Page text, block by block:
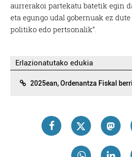
aurrerakoi partekatu batetik egin
eta egungo udal gobernuak ez
politiko edo pertsonalik”.
Erlazionatutako edukia
2025ean, Ordenantza Fiskal